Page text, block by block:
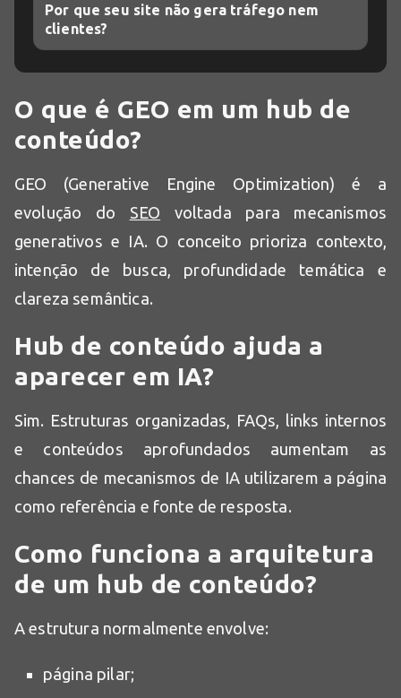
Por que seu site não gera tráfego nem
clientes?
O que é GEO em um hub de
conteúdo?
GEO (Generative Engine Optimization) é a
evolução do SEO voltada para mecanismos
generativos e IA. O conceito prioriza contexto,
intenção de busca, profundidade temática e
clareza semântica.
Hub de conteúdo ajuda a
aparecer em IA?
Sim. Estruturas organizadas, FAQs, links internos
e conteúdos aprofundados aumentam as
chances de mecanismos de IA utilizarem a página
como referência e fonte de resposta.
Como funciona a arquitetura
de um hub de conteúdo?
A estrutura normalmente envolve:
página pilar;